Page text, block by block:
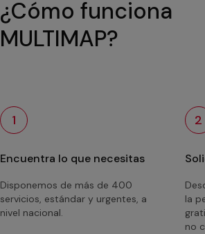
¿Cómo funciona
MULTIMAP?
1
Encuentra lo que necesitas
Disponemos de más de 400
servicios, estándar y urgentes, a
nivel nacional.
2
la
no